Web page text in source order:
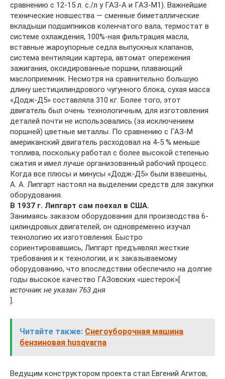
сравнению с 12-15 л. с./л у ГАЗ-А и ГАЗ-М1). Важнейшие
технические новшества — сменные биметаллические
вкладыши подшипников коленчатого вала, термостат в
системе охлаждения, 100%-ная фильтрация масла,
вставные жароупорные седла выпускных клапанов,
система вентиляции картера, автомат опережения
зажигания, оксидированные поршни, плавающий
маслоприемник. Несмотря на сравнительно большую
длину шестицилиндрового чугунного блока, сухая масса
«Додж-Д5» составляла 310 кг. Более того, этот
двигатель был очень технологичным, для изготовления
деталей почти не использовались (за исключением
поршней) цветные металлы. По сравнению с ГАЗ-M
американский двигатель расходовал на 4-5 % меньше
топлива, поскольку работал с более высокой степенью
сжатия и имел лучше организованный рабочий процесс.
Когда все плюсы и минусы «Додж-Д5» были взвешены,
А. А. Липгарт настоял на выделении средств для закупки
оборудования.
В 1937 г. Липгарт сам поехал в США.
Занимаясь заказом оборудования для производства 6-
цилиндровых двигателей, он одновременно изучал
технологию их изготовления. Быстро
сориентировавшись, Липгарт предъявлял жесткие
требования и к технологии, и к заказываемому
оборудованию, что впоследствии обеспечило на долгие
годы высокое качество ГАЗовских «шестерок»[
источник не указан 763 дня
].
Читайте также: Снегоуборочная машина
бензиновая husqvarna
Ведущим конструктором проекта стал Евгений Агитов,